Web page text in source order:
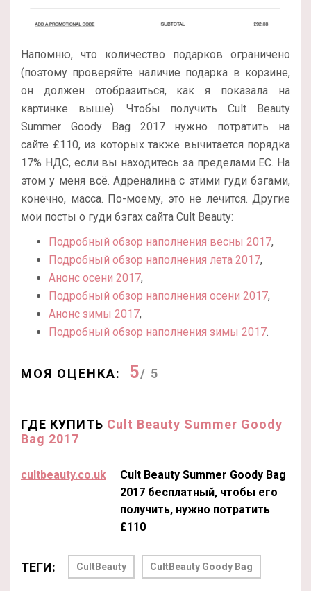
Напомню, что количество подарков ограничено
(поэтому проверяйте наличие подарка в корзине,
он должен отобразиться, как я показала на
картинке выше). Чтобы получить Cult Beauty
Summer Goody Bag 2017 нужно потратить на
сайте £110, из которых также вычитается порядка
17% НДС, если вы находитесь за пределами ЕС. На
этом у меня всё. Адреналина с этими гуди бэгами,
конечно, масса. По-моему, это не лечится. Другие
мои посты о гуди бэгах сайта Cult Beauty:
Подробный обзор наполнения весны 2017,
Подробный обзор наполнения лета 2017,
Анонс осени 2017,
Подробный обзор наполнения осени 2017,
Анонс зимы 2017,
Подробный обзор наполнения зимы 2017.
МОЯ ОЦЕНКА: 5/ 5
ГДЕ КУПИТЬ Cult Beauty Summer Goody
Bag 2017
cultbeauty.co.uk
Cult Beauty Summer Goody Bag
2017 бесплатный, чтобы его
получить, нужно потратить
£110
ТЕГИ: CultBeauty CultBeauty Goody Bag